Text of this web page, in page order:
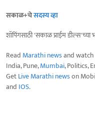
सकाळ+चेसदस्य व्हा
शॉपिंगसाठी 'सकाळ प्राईम डील्स'च्या
Read Marathi newsand watch
India, Pune,Mumbai, Politics,
GetLive Marathi newson
and IOS.